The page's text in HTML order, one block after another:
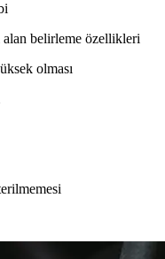
belirleme özellikleri
olması